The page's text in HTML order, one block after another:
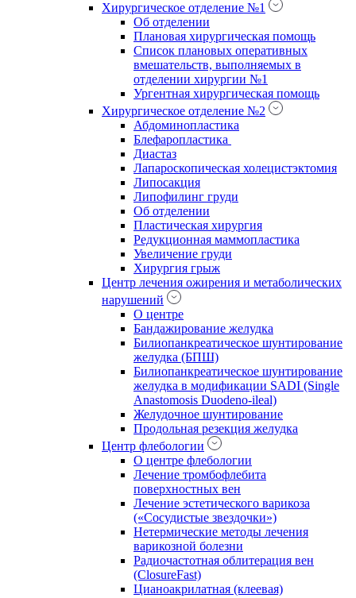
Хирургическое отделение №1
Об отделении
Плановая хирургическая помощь
Список плановых оперативных
вмешательств, выполняемых в
отделении хирургии №1
Ургентная хирургическая помощь
Хирургическое отделение №2
Абдоминопластика
Блефаропластика
Диастаз
Лапароскопическая холецистэктомия
Липосакция
Липофилинг груди
Об отделении
Пластическая хирургия
Редукционная маммопластика
Увеличение груди
Хирургия грыж
Центр лечения ожирения и метаболических
нарушений
О центре
Бандажирование желудка
Билиопанкреатическое шунтирование
желудка (БПШ)
Билиопанкреатическое шунтирование
желудка в модификации SADI (Single
Anastomosis Duodeno-ileal)
Желудочное шунтирование
Продольная резекция желудка
Центр флебологии
О центре флебологии
Лечение тромбофлебита
поверхностных вен
Лечение эстетического варикоза
(«Сосудистые звездочки»)
Нетермические методы лечения
варикозной болезни
Радиочастотная облитерация вен
(ClosureFast)
Цианоакрилатная (клеевая)